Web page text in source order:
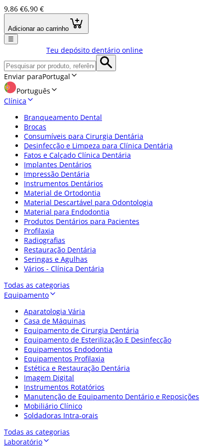
9,86 €6,90 €
Adicionar ao carrinho
☰
Teu depósito dentário online
Enviar paraPortugal
Português
Clínica
Branqueamento Dental
Brocas
Consumíveis para Cirurgia Dentária
Desinfecção e Limpeza para Clínica Dentária
Fatos e Calçado Clínica Dentária
Implantes Dentários
Impressão Dentária
Instrumentos Dentários
Material de Ortodontia
Material Descartável para Odontologia
Material para Endodontia
Produtos Dentários para Pacientes
Profilaxia
Radiografias
Restauração Dentária
Seringas e Agulhas
Vários - Clínica Dentária
Todas as categorias
Equipamento
Aparatologia Vária
Casa de Máquinas
Equipamento de Cirurgia Dentária
Equipamento de Esterilização E Desinfecção
Equipamentos Endodontia
Equipamentos Profilaxia
Estética e Restauração Dentária
Imagem Digital
Instrumentos Rotatórios
Manutenção de Equipamento Dentário e Reposições
Mobiliário Clínico
Soldadoras Intra-orais
Todas as categorias
Laboratório